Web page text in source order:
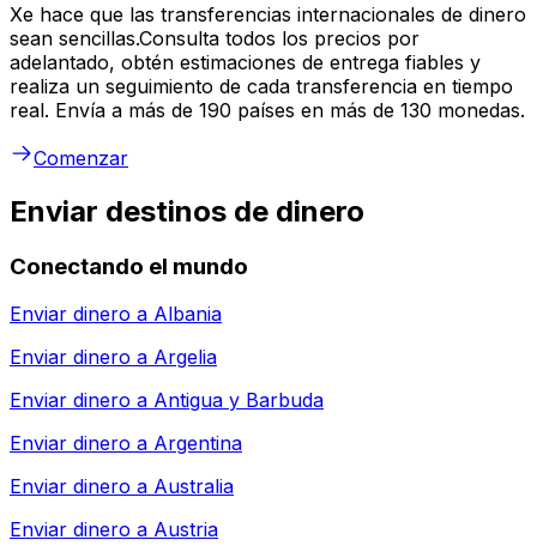
Xe hace que las transferencias internacionales de dinero
sean sencillas.Consulta todos los precios por
adelantado, obtén estimaciones de entrega fiables y
realiza un seguimiento de cada transferencia en tiempo
real. Envía a más de 190 países en más de 130 monedas.
Comenzar
Enviar destinos de dinero
Conectando el mundo
Enviar dinero a Albania
Enviar dinero a Argelia
Enviar dinero a Antigua y Barbuda
Enviar dinero a Argentina
Enviar dinero a Australia
Enviar dinero a Austria